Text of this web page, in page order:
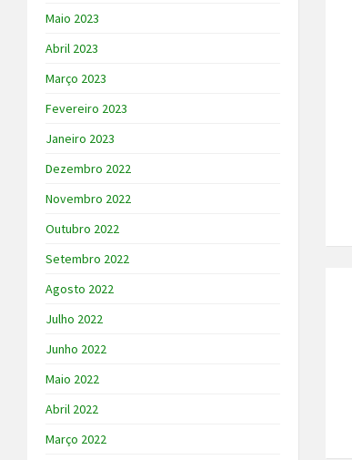
Maio 2023
Abril 2023
Março 2023
Fevereiro 2023
Janeiro 2023
Dezembro 2022
Novembro 2022
Outubro 2022
Setembro 2022
Agosto 2022
Julho 2022
Junho 2022
Maio 2022
Abril 2022
Março 2022